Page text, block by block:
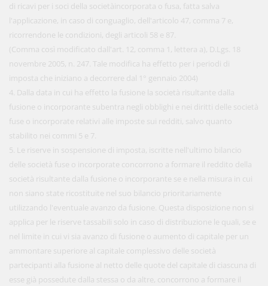
di ricavi per i soci della societàincorporata o fusa, fatta salva
l'applicazione, in caso di conguaglio, dell'articolo 47, comma 7 e,
ricorrendone le condizioni, degli articoli 58 e 87.
(Comma così modificato dall'art. 12, comma 1, lettera a), D.Lgs. 18
novembre 2005, n. 247. Tale modifica ha effetto per i periodi di
imposta che iniziano a decorrere dal 1° gennaio 2004)
4. Dalla data in cui ha effetto la fusione la società risultante dalla
fusione o incorporante subentra negli obblighi e nei diritti delle società
fuse o incorporate relativi alle imposte sui redditi, salvo quanto
stabilito nei commi 5 e 7.
5. Le riserve in sospensione di imposta, iscritte nell'ultimo bilancio
delle società fuse o incorporate concorrono a formare il reddito della
società risultante dalla fusione o incorporante se e nella misura in cui
non siano state ricostituite nel suo bilancio prioritariamente
utilizzando l'eventuale avanzo da fusione. Questa disposizione non si
applica per le riserve tassabili solo in caso di distribuzione le quali, se e
nel limite in cui vi sia avanzo di fusione o aumento di capitale per un
ammontare superiore al capitale complessivo delle società
partecipanti alla fusione al netto delle quote del capitale di ciascuna di
esse già possedute dalla stessa o da altre, concorrono a formare il